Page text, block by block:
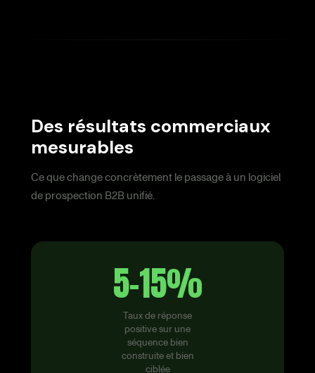
Des résultats commerciaux
mesurables
Ce que change concrètement le passage à un logiciel
de prospection B2B unifié.
5-15%
Taux de réponse
positive sur une
séquence bien
construite et bien
ciblée